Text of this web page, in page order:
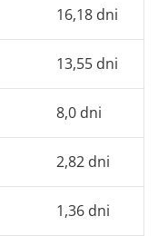
16,18 dni
13,55 dni
8,0 dni
2,82 dni
1,36 dni